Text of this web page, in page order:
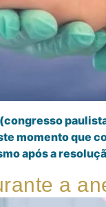
momento que
após a
a